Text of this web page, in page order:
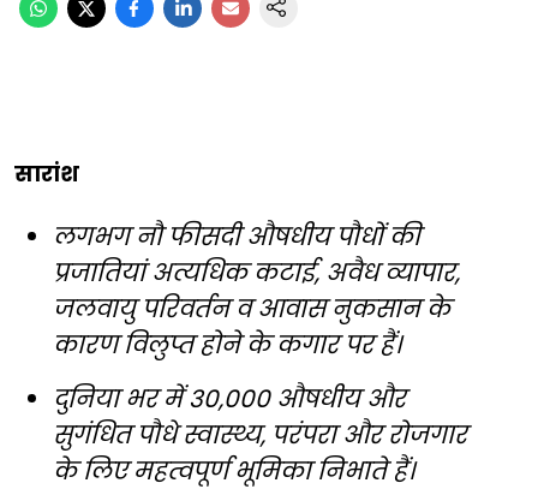
सारांश
लगभग नौ फीसदी औषधीय पौधों की
प्रजातियां अत्यधिक कटाई, अवैध व्यापार,
जलवायु परिवर्तन व आवास नुकसान के
कारण विलुप्त होने के कगार पर हैं।
दुनिया भर में 30,000 औषधीय और
सुगंधित पौधे स्वास्थ्य, परंपरा और रोजगार
के लिए महत्वपूर्ण भूमिका निभाते हैं।